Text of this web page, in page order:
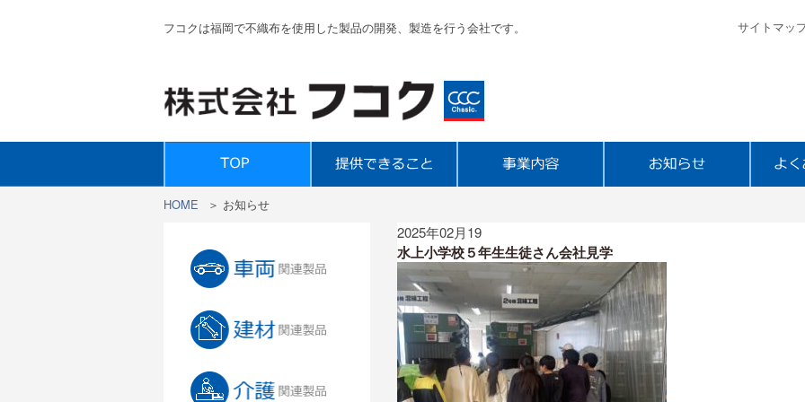
フコクは福岡で不織布を使用した製品の開発、製造を行う会社です。 サイトマッ
HOME ＞ お知らせ
2025年02月19
水上小学校５年生生徒さん会社見学